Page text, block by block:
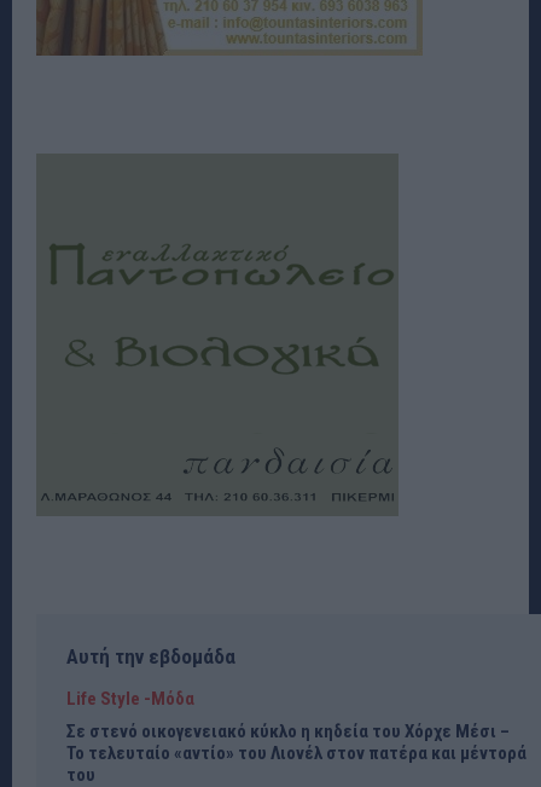
Αυτή την εβδομάδα
Life Style -Μόδα
Σε στενό οικογενειακό κύκλο η κηδεία του Χόρχε Μέσι –
Το τελευταίο «αντίο» του Λιονέλ στον πατέρα και μέντορά
του